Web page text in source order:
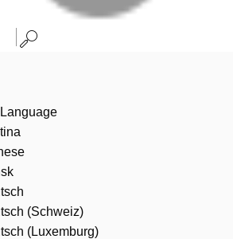
(Schweiz)
(Luxemburg)